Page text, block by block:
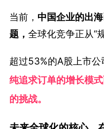
当前， 中国企业的出
题，全球化竞争正从“
超过53%的A股上市
纯追求订单的增长模
的挑战。